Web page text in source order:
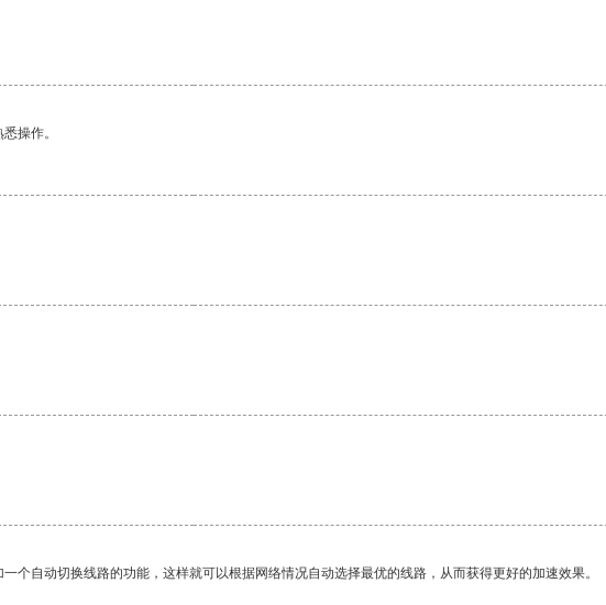
操作。
个自动切换线路的功能，这样就可以根据网络情况自动选择最优的线路，从而获得更好的加速效果。